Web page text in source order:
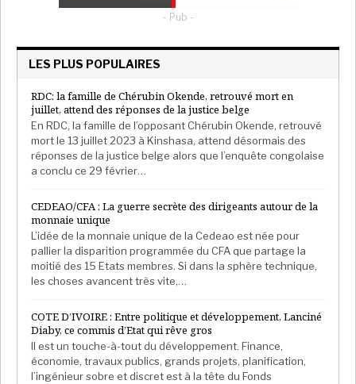
Répression de la presse
Delgado. En 2020, déjà, Ibraimo Abù Mbaruco,
au nord de Pemba, avait disparu dans des conditions
similaires. Selon l’Institut des médias d’Afrique
australe (Misa), ses derniers mots ont été envoyés
par SMS à un collègue : «Je suis entouré de soldats».
passé quatre mois en détention provisoire, après
avoir été arrêté alors qu’il interviewait des
personnes déplacées, ayant fui les attaques du
groupe armé shebab. Accusé « d’incitation publique »
public », Amade Aboubacar a finalement été libéré
sous caution. Les poursuites ont depuis été
abandonnées. «Les personnes qui sont sur le terrain,
sont persécutées par les forces gouvernementales
- Pub -
LES PLUS POPULAIRES
RDC: la famille de Chérubin Okende, retrouvé mort en
juillet, attend des réponses de la justice belge
En RDC, la famille de l’opposant Chérubin Okende, retrouvé
mort le 13 juillet 2023 à Kinshasa, attend désormais des
réponses de la justice belge alors que l’enquête congolaise
a conclu ce 29 février…
CEDEAO/CFA : La guerre secrète des dirigeants autour de la
monnaie unique
L’idée de la monnaie unique de la Cedeao est née pour
pallier la disparition programmée du CFA que partage la
moitié des 15 Etats membres. Si dans la sphère technique,
les choses avancent très vite,…
COTE D’IVOIRE : Entre politique et développement, Lanciné
Diaby, ce commis d’Etat qui rêve gros
Il est un touche-à-tout du développement. Finance,
économie, travaux publics, grands projets, planification,
l’ingénieur sobre et discret est à la tête du Fonds